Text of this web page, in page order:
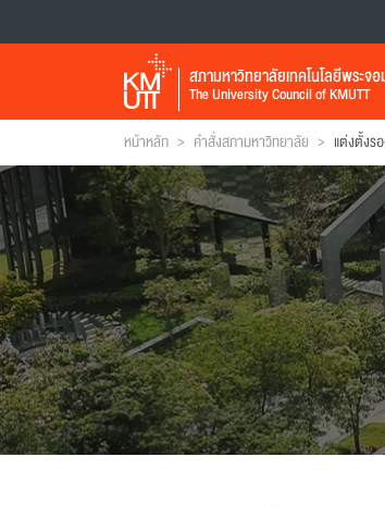
สภามหาวิทยาลัยเทคโนโลยีพระจ
The University Council of KMUTT
หน้าหลัก > คำสั่งสภามหาวิทยาลัย >